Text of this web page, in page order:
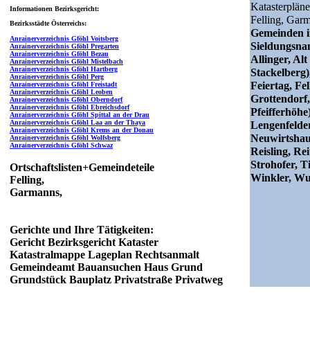
Informationen Bezirksgericht:
Bezirksstädte Österreichs:
Anrainerverzeichnis Gföhl Voitsberg
Anrainerverzeichnis Gföhl Pregarten
Anrainerverzeichnis Gföhl Bezau
Anrainerverzeichnis Gföhl Mistelbach
Anrainerverzeichnis Gföhl Hartberg
Anrainerverzeichnis Gföhl Perg
Anrainerverzeichnis Gföhl Freistadt
Anrainerverzeichnis Gföhl Leoben
Anrainerverzeichnis Gföhl Oberndorf
Anrainerverzeichnis Gföhl Ebreichsdorf
Anrainerverzeichnis Gföhl Spittal an der Drau
Anrainerverzeichnis Gföhl Laa an der Thaya
Anrainerverzeichnis Gföhl Krems an der Donau
Anrainerverzeichnis Gföhl Wolfsberg
Anrainerverzeichnis Gföhl Schwaz
Ortschaftslisten+Gemeindeteile
Felling,
Garmanns,
Gerichte und Ihre Tätigkeiten:
Gericht Bezirksgericht Kataster
Katastralmappe Lageplan Rechtsanmalt
Gemeindeamt Bauansuchen Haus Grund
Grundstück Bauplatz Privatstraße Privatweg
Felling,
Gemeinden
Allinger, Alt
Feiertag,
Reisling,
Strohofer,
Winkler,